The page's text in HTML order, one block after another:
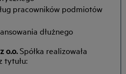
pracowników podmiotów
dłużnego
o.o.Spółka realizowała
tytułu: